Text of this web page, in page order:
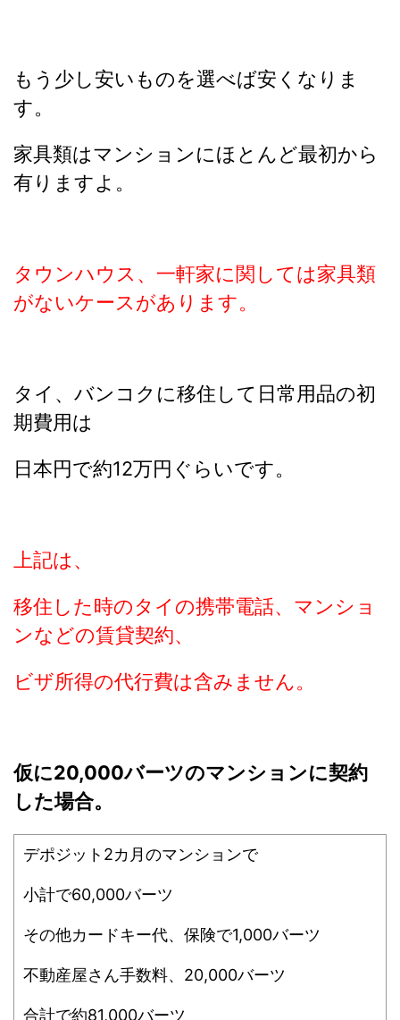
もう少し安いものを選べば安くなりま
す。
家具類はマンションにほとんど最初から
有りますよ。
タウンハウス、一軒家に関しては家具類
がないケースがあります。
タイ、バンコクに移住して日常用品の初
期費用は
日本円で約12万円ぐらいです。
上記は、
移住した時のタイの携帯電話、マンショ
ンなどの賃貸契約、
ビザ所得の代行費は含みません。
仮に20,000バーツのマンションに契約
した場合。
デポジット2カ月のマンションで
小計で60,000バーツ
その他カードキー代、保険で1,000バーツ
不動産屋さん手数料、20,000バーツ
合計で約81,000バーツ